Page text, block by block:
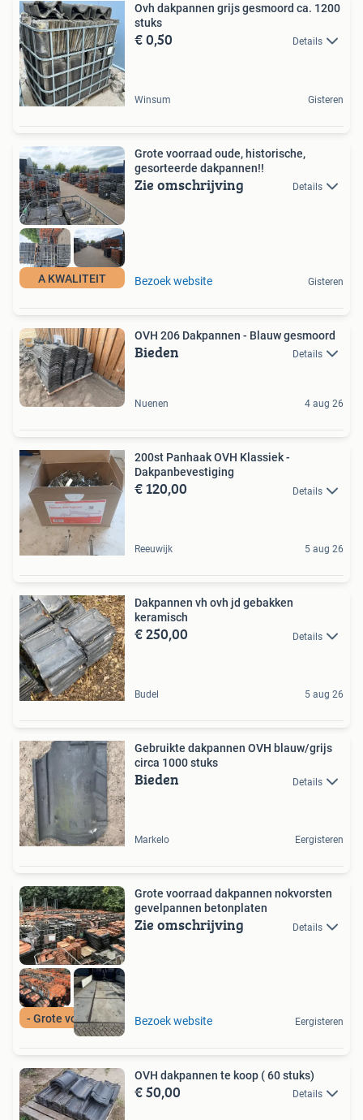
Ovh dakpannen grijs gesmoord ca. 1200
stuks
€ 0,50 Details
Winsum Gisteren
A KWALITEIT
Grote voorraad oude, historische,
gesorteerde dakpannen!!
Zie omschrijving Details
Bezoek website Gisteren
OVH 206 Dakpannen - Blauw gesmoord
Bieden Details
Nuenen 4 aug 26
200st Panhaak OVH Klassiek -
Dakpanbevestiging
€ 120,00 Details
Reeuwijk 5 aug 26
Dakpannen vh ovh jd gebakken
keramisch
€ 250,00 Details
Budel 5 aug 26
Gebruikte dakpannen OVH blauw/grijs
circa 1000 stuks
Bieden Details
Markelo Eergisteren
- Grote voorraad -
Grote voorraad dakpannen nokvorsten
gevelpannen betonplaten
Zie omschrijving Details
Bezoek website Eergisteren
OVH dakpannen te koop ( 60 stuks)
€ 50,00 Details